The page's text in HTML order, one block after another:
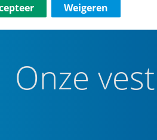
Onze
Weigeren